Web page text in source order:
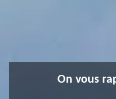
On vous